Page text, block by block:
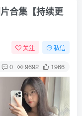
合集【持续更
关注 私信
0 9692 1966